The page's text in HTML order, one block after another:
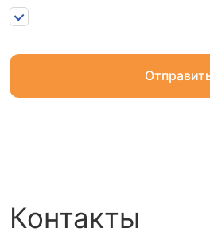
1
Контакты